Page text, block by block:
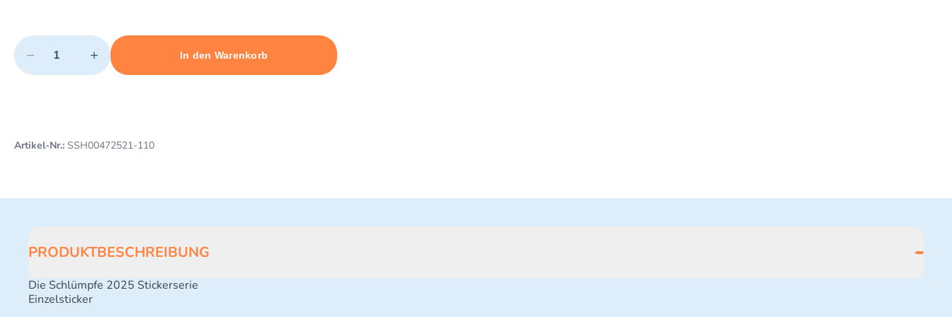
Quantity
− +
Minimum quantity: 1 Maximum quantity: 3
In den Warenkorb
Add 1 item to cart
Artikel-Nr.: SSH00472521-110
PRODUKTBESCHREIBUNG
Die Schlümpfe 2025 Stickerserie
Einzelsticker